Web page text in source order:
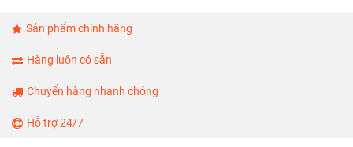
Sản phẩm chính hãng
Hàng luôn có sẵn
Chuyển hàng nhanh chóng
Hỗ trợ 24/7